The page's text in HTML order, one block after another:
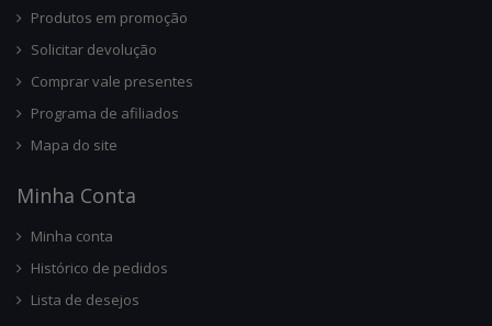
Produtos em promoção
Solicitar devolução
Comprar vale presentes
Programa de afiliados
Mapa do site
Minha Conta
Minha conta
Histórico de pedidos
Lista de desejos